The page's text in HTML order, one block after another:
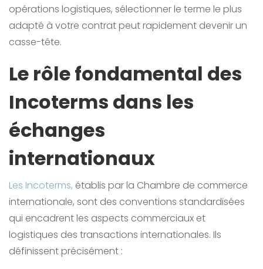
opérations logistiques, sélectionner le terme le plus
adapté à votre contrat peut rapidement devenir un
casse-tête.
Le rôle fondamental des
Incoterms dans les
échanges
internationaux
Les Incoterms, établis par la Chambre de commerce
internationale, sont des conventions standardisées
qui encadrent les aspects commerciaux et
logistiques des transactions internationales. Ils
définissent précisément :